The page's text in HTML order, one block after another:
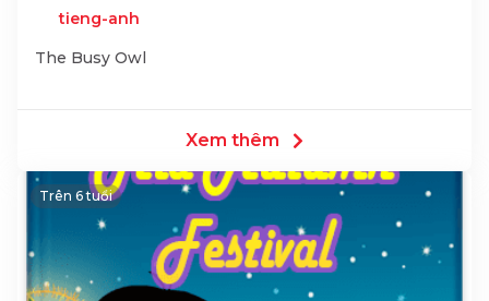
tieng-anh
The Busy Owl
Xem thêm
Trên 6 tuổi